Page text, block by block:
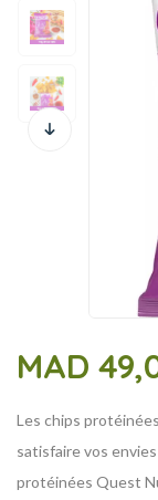
MAD
Les chips
satisfaire vos
protéinées Quest